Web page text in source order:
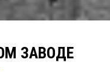
ЗАВОДЕ